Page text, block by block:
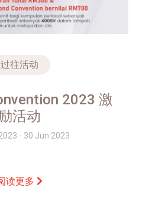
过往活动
2023 激
活动
- 30 Jun 2023
读更多